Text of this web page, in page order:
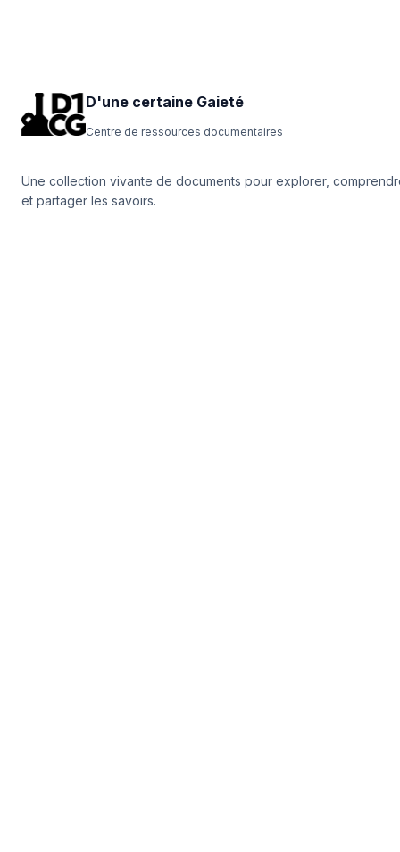
D'une certaine Gaieté
Centre de ressources documentaires
Une collection vivante de documents pour explorer,
et partager les savoirs.